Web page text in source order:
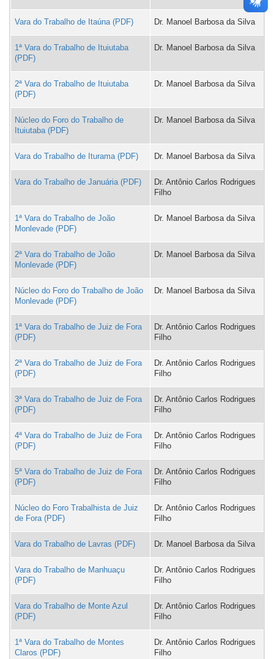
Vara do Trabalho de Itaúna Dr. Manoel Barbosa da Silva
1ª Vara do Trabalho de Ituiutaba Dr. Manoel Barbosa da Silva
2ª Vara do Trabalho de Ituiutaba Dr. Manoel Barbosa da Silva
Núcleo do Foro do Trabalho de
Ituiutaba
Dr. Manoel Barbosa da Silva
Vara do Trabalho de Iturama Dr. Manoel Barbosa da Silva
Vara do Trabalho de Januária
Dr. Antônio Carlos Rodrigues
Filho
1ª Vara do Trabalho de João
Monlevade
Dr. Manoel Barbosa da Silva
2ª Vara do Trabalho de João
Monlevade
Dr. Manoel Barbosa da Silva
Núcleo do Foro do Trabalho de João
Monlevade
Dr. Manoel Barbosa da Silva
1ª Vara do Trabalho de Juiz de Fora
Dr. Antônio Carlos Rodrigues
Filho
2ª Vara do Trabalho de Juiz de Fora
Dr. Antônio Carlos Rodrigues
Filho
3ª Vara do Trabalho de Juiz de Fora
Dr. Antônio Carlos Rodrigues
Filho
4ª Vara do Trabalho de Juiz de Fora
Dr. Antônio Carlos Rodrigues
Filho
5ª Vara do Trabalho de Juiz de Fora
Dr. Antônio Carlos Rodrigues
Filho
Núcleo do Foro Trabalhista de Juiz
de Fora
Dr. Antônio Carlos Rodrigues
Filho
Vara do Trabalho de Lavras Dr. Manoel Barbosa da Silva
Vara do Trabalho de Manhuaçu
Dr. Antônio Carlos Rodrigues
Filho
Vara do Trabalho de Monte Azul
Dr. Antônio Carlos Rodrigues
Filho
1ª Vara do Trabalho de Montes
Claros
Dr. Antônio Carlos Rodrigues
Filho